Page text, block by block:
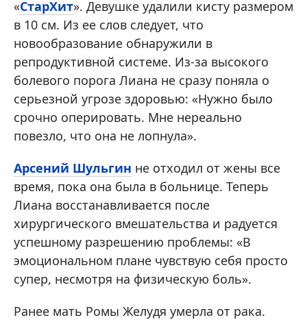
«СтарХит». Девушке удалили кисту размером
в 10 см. Из ее слов следует, что
новообразование обнаружили в
репродуктивной системе. Из-за высокого
болевого порога Лиана не сразу поняла о
серьезной угрозе здоровью: «Нужно было
срочно оперировать. Мне нереально
повезло, что она не лопнула».
Арсений Шульгин не отходил от жены все
время, пока она была в больнице. Теперь
Лиана восстанавливается после
хирургического вмешательства и радуется
успешному разрешению проблемы: «В
эмоциональном плане чувствую себя просто
супер, несмотря на физическую боль».
Ранее мать Ромы Желудя умерла от рака.